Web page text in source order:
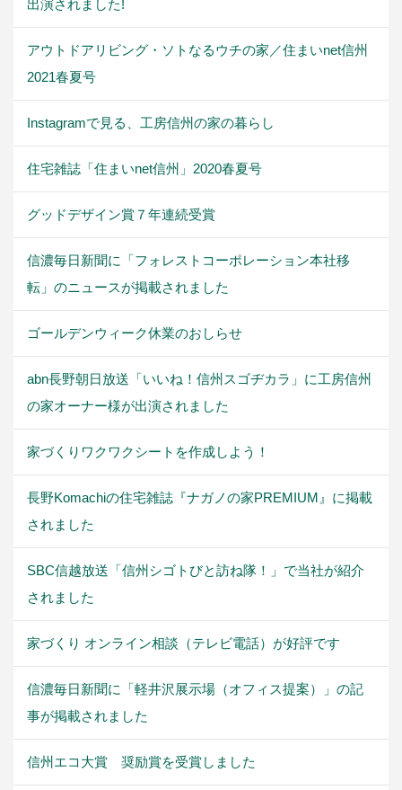
出演されました!
アウトドアリビング・ソトなるウチの家／住まいnet信州
2021春夏号
Instagramで見る、工房信州の家の暮らし
住宅雑誌「住まいnet信州」2020春夏号
グッドデザイン賞７年連続受賞
信濃毎日新聞に「フォレストコーポレーション本社移
転」のニュースが掲載されました
ゴールデンウィーク休業のおしらせ
abn長野朝日放送「いいね！信州スゴヂカラ」に工房信州
の家オーナー様が出演されました
家づくりワクワクシートを作成しよう！
長野Komachiの住宅雑誌『ナガノの家PREMIUM』に掲載
されました
SBC信越放送「信州シゴトびと訪ね隊！」で当社が紹介
されました
家づくり オンライン相談（テレビ電話）が好評です
信濃毎日新聞に「軽井沢展示場（オフィス提案）」の記
事が掲載されました
信州エコ大賞 奨励賞を受賞しました